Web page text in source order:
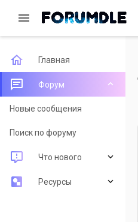
Главная
Форум
Новые сообщения
Поиск по форуму
Что нового
Новые сообщения
Ресурсы